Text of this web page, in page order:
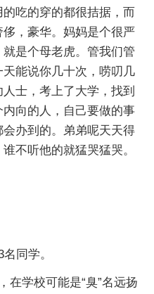
吃的穿的都很拮据，而
，豪华。妈妈是个很严
是个母老虎。管我们管
能说你几十次，唠叨几
士，考上了大学，找到
向的人，自己要做的事
办到的。弟弟呢天天得
不听他的就猛哭猛哭。
同学。
在学校可能是“臭”名远扬